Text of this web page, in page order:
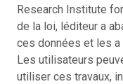
Research Institute
de la loi, léditeur a
ces données et les a
Les utilisateurs
utiliser ces travaux,